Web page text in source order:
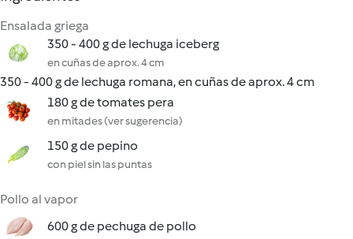
Ensalada griega
350 - 400 g de lechuga iceberg
en cuñas de aprox. 4 cm
350 - 400 g de lechuga romana, en cuñas de aprox. 4 cm
180 g de tomates pera
en mitades (ver sugerencia)
150 g de pepino
con piel sin las puntas
Pollo al vapor
600 g de pechuga de pollo